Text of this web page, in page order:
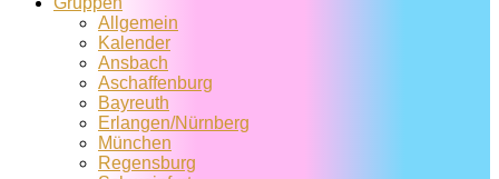
Allgemein
Kalender
Ansbach
Aschaffenburg
Bayreuth
Erlangen/Nürnberg
München
Regensburg